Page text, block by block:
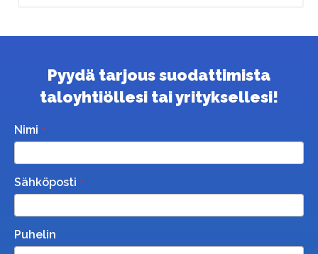
Pyydä tarjous suodattimista
taloyhtiöllesi tai yrityksellesi!
Nimi
Sähköposti
Puhelin